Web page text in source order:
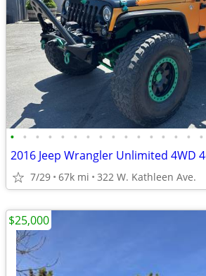
• • • • • • • • • • • • • • • •
2016 Jeep Wrangler Unlimited 4WD
7/29 67k mi 322 W. Kathleen Ave.
$25,000